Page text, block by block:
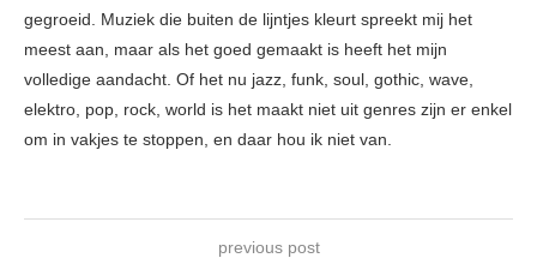
gegroeid. Muziek die buiten de lijntjes kleurt spreekt mij het
meest aan, maar als het goed gemaakt is heeft het mijn
volledige aandacht. Of het nu jazz, funk, soul, gothic, wave,
elektro, pop, rock, world is het maakt niet uit genres zijn er enkel
om in vakjes te stoppen, en daar hou ik niet van.
previous post